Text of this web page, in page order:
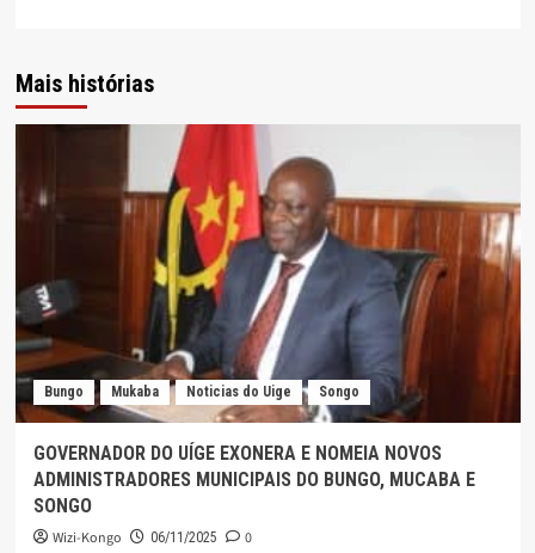
Mais histórias
Bungo Mukaba Noticias do Uige Songo
GOVERNADOR DO UÍGE EXONERA E NOMEIA NOVOS
ADMINISTRADORES MUNICIPAIS DO BUNGO, MUCABA E
SONGO
Wizi-Kongo 06/11/2025 0